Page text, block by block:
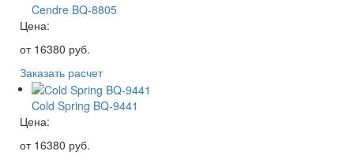
Cendre BQ-8805
Цена:
от 16380 руб.
Заказать расчет
Cold Spring BQ-9441
Цена:
от 16380 руб.